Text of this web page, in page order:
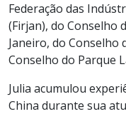
Federação das
(Firjan), do Conselho
Janeiro, do
Conselho do Parque
Julia acumulou
China durante sua